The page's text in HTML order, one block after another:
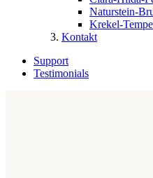
Naturstein-
Krekel-
Kontakt
Support
Testimonials